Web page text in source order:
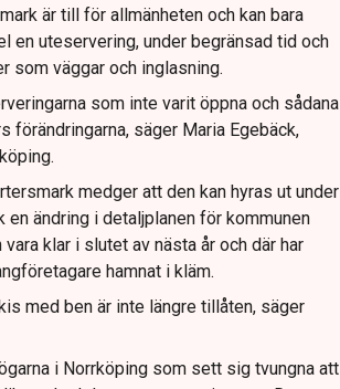
är till för allmänheten och kan bara
en uteservering, under begränsad tid och
som väggar och inglasning.
som inte varit öppna och sådana
förändringarna, säger Maria Egebäck,
medger att den kan hyras ut under
ändring i detaljplanen för kommunen
klar i slutet av nästa år och där har
hamnat i kläm.
med ben är inte längre tillåten, säger
i Norrköping som sett sig tvungna att